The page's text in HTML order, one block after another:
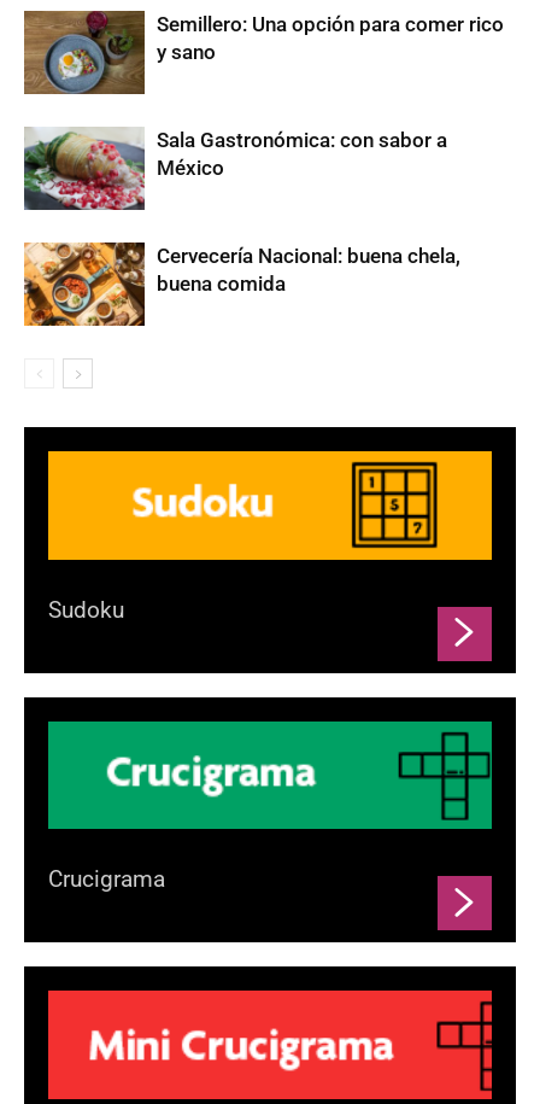
Semillero: Una opción para comer rico
y sano
Sala Gastronómica: con sabor a
México
Cervecería Nacional: buena chela,
buena comida
Sudoku
Crucigrama